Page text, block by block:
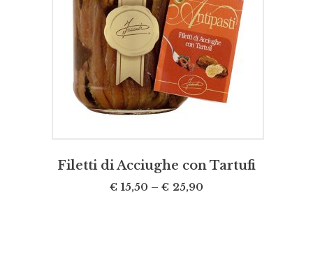
SCEGLI
Filetti di Acciughe con Tartufi
€ 15,50 – € 25,90